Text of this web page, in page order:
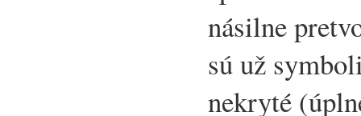
násilne
sú už
nekryté